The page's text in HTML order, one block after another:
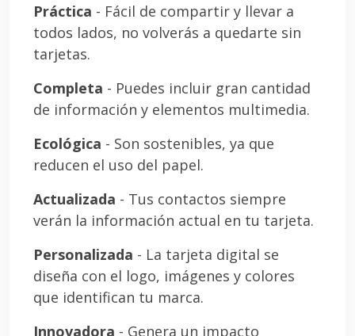
Práctica - Fácil de compartir y llevar a
todos lados, no volverás a quedarte sin
tarjetas.
Completa - Puedes incluir gran cantidad
de información y elementos multimedia.
Ecológica - Son sostenibles, ya que
reducen el uso del papel.
Actualizada - Tus contactos siempre
verán la información actual en tu tarjeta.
Personalizada - La tarjeta digital se
diseña con el logo, imágenes y colores
que identifican tu marca.
Innovadora - Genera un impacto